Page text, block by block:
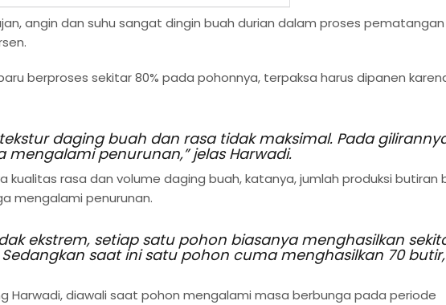
angin dan suhu sangat dingin buah durian dalam proses pematangan
berproses sekitar 80% pada pohonnya, terpaksa harus dipanen
daging buah dan rasa tidak maksimal. Pada
mengalami penurunan,” jelas Harwadi.
kualitas rasa dan volume daging buah, katanya, jumlah produksi butiran
mengalami penurunan.
ekstrem, setiap satu pohon biasanya menghasilkan
saat ini satu pohon cuma menghasilkan 70
Harwadi, diawali saat pohon mengalami masa berbunga pada periode